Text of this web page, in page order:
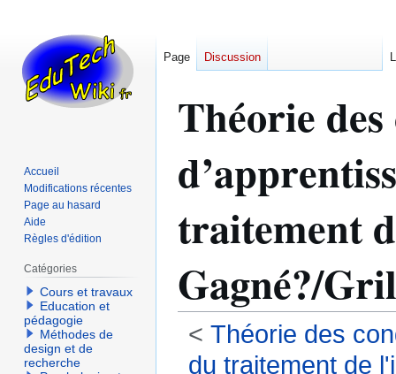
Théorie
traitement
Gagné?/
< Théorie des
du traitement de
Page Discussion
Accueil
Modifications récentes
Page au hasard
Aide
Règles d'édition
Catégories
Cours et travaux
Education et
pédagogie
Méthodes de
design et de
recherche